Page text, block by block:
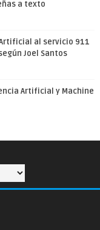
a texto
al servicio 911
Joel Santos
Artificial y Machine